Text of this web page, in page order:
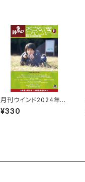
月刊ウインド2024年11
月号
¥330